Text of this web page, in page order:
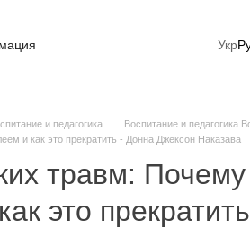
Укр
и педагогика
Воспитание и педагогика
и как это прекратить - Донна Джексон Наказава
травм: Почему
это